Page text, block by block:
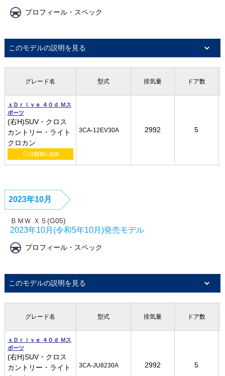
プロフィール・スペック
このモデルの説明を見る
グレード名 型式 排気量 ドア数
ｘＤｒｉｖｅ ４０ｄ Ｍス
ポーツ
(右H)SUV・クロス
カントリー・ライト
クロカン
3CA-12EV30A 2992 5
グレード名 型式 排気量 ドア数
ｘＤｒｉｖｅ ４０ｄ Ｍス
ポーツ
(右H)SUV・クロス
カントリー・ライト
クロカン
3CA-12EV30A 2992 5
グレード名 型式 排気量 ドア数
ｘＤｒｉｖｅ ４０ｄ Ｍス
ポーツ
(右H)SUV・クロス
カントリー・ライト
クロカン
3CA-12EV30A 2992 5
グレード名 型式 排気量 ドア数
ｘＤｒｉｖｅ ４０ｄ Ｍス
ポーツ
(右H)SUV・クロス
カントリー・ライト
クロカン
3CA-12EV30A 2992 5
2023年10月
ＢＭＷ Ｘ５(G05)
2023年10月(令和5年10月)発売モデル
プロフィール・スペック
このモデルの説明を見る
グレード名 型式 排気量 ドア数
ｘＤｒｉｖｅ ４０ｄ Ｍス
ポーツ
(右H)SUV・クロス
カントリー・ライト
3CA-JU8230A 2992 5
グレード名 型式 排気量 ドア数
ｘＤｒｉｖｅ ４０ｄ Ｍス
ポーツ
(右H)SUV・クロス
カントリー・ライト
3CA-JU8230A 2992 5
グレード名 型式 排気量 ドア数
ｘＤｒｉｖｅ ４０ｄ Ｍス
ポーツ
(右H)SUV・クロス
カントリー・ライト
3CA-JU8230A 2992 5
グレード名 型式 排気量 ドア数
ｘＤｒｉｖｅ ４０ｄ Ｍス
ポーツ
(右H)SUV・クロス
カントリー・ライト
3CA-JU8230A 2992 5